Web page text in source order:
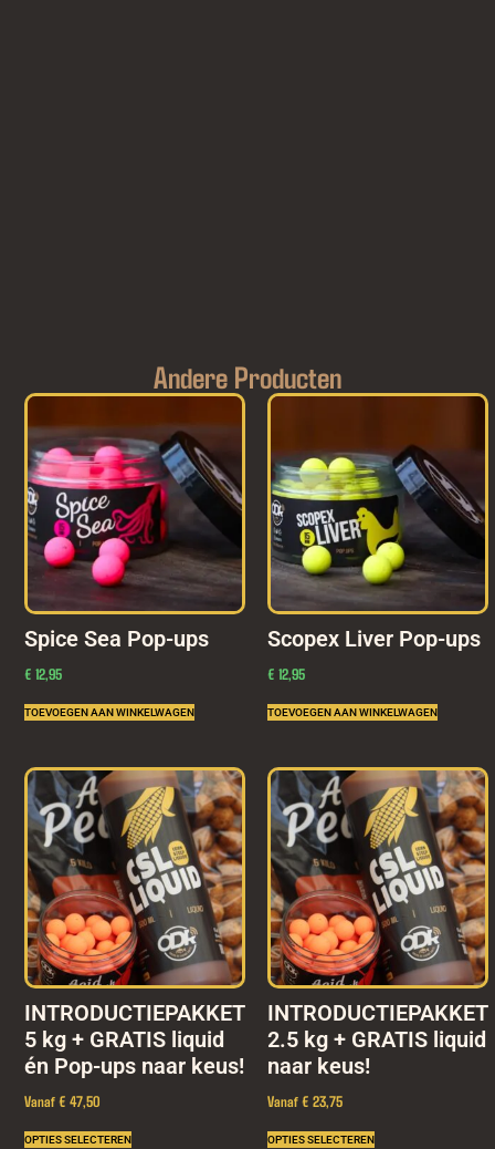
Andere Producten
Spice Sea Pop-ups
€ 12,95
TOEVOEGEN AAN WINKELWAGEN
Scopex Liver Pop-ups
€ 12,95
TOEVOEGEN AAN WINKELWAGEN
INTRODUCTIEPAKKET
5 kg + GRATIS liquid
én Pop-ups naar keus!
Vanaf € 47,50
OPTIES SELECTEREN
INTRODUCTIEPAKKET
2.5 kg + GRATIS liquid
naar keus!
Vanaf € 23,75
OPTIES SELECTEREN